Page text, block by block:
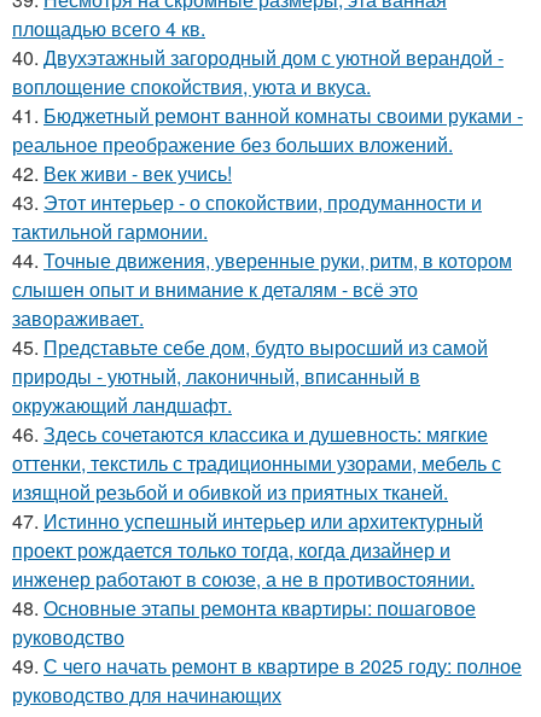
площадью всего 4 кв.
40. Двухэтажный загородный дом с уютной верандой -
воплощение спокойствия, уюта и вкуса.
41. Бюджетный ремонт ванной комнаты своими руками -
реальное преображение без больших вложений.
42. Век живи - век учись!
43. Этот интерьер - о спокойствии, продуманности и
тактильной гармонии.
44. Точные движения, уверенные руки, ритм, в котором
слышен опыт и внимание к деталям - всё это
завораживает.
45. Представьте себе дом, будто выросший из самой
природы - уютный, лаконичный, вписанный в
окружающий ландшафт.
46. Здесь сочетаются классика и душевность: мягкие
оттенки, текстиль с традиционными узорами, мебель с
изящной резьбой и обивкой из приятных тканей.
47. Истинно успешный интерьер или архитектурный
проект рождается только тогда, когда дизайнер и
инженер работают в союзе, а не в противостоянии.
48. Основные этапы ремонта квартиры: пошаговое
руководство
49. С чего начать ремонт в квартире в 2025 году: полное
руководство для начинающих